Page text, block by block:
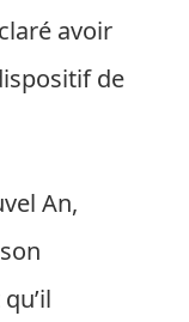
avoir
de
An,